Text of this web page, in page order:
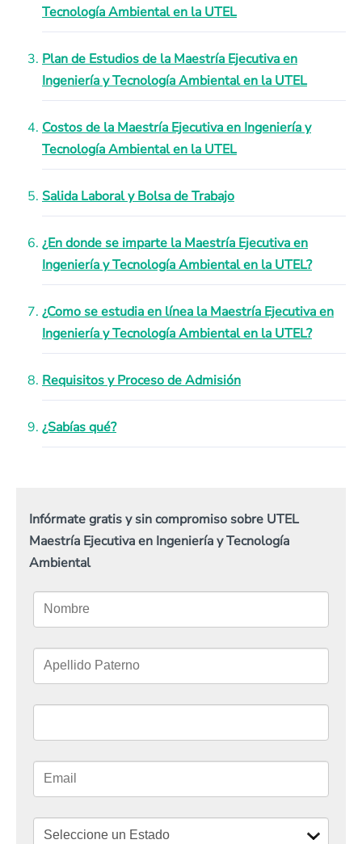
Tecnología Ambiental en la UTEL
Plan de Estudios de la Maestría Ejecutiva en
Ingeniería y Tecnología Ambiental en la UTEL
Costos de la Maestría Ejecutiva en Ingeniería y
Tecnología Ambiental en la UTEL
Salida Laboral y Bolsa de Trabajo
¿En donde se imparte la Maestría Ejecutiva en
Ingeniería y Tecnología Ambiental en la UTEL?
¿Como se estudia en línea la Maestría Ejecutiva en
Ingeniería y Tecnología Ambiental en la UTEL?
Requisitos y Proceso de Admisión
¿Sabías qué?
Infórmate gratis y sin compromiso sobre UTEL
Maestría Ejecutiva en Ingeniería y Tecnología
Ambiental